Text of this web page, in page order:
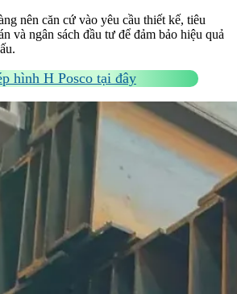
nên căn cứ vào yêu cầu thiết kế, tiêu
và ngân sách đầu tư để đảm bảo hiệu quả
hình H Posco tại đây